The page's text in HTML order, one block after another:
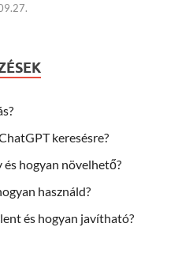
keresésre?
hogyan növelhető?
használd?
és hogyan javítható?